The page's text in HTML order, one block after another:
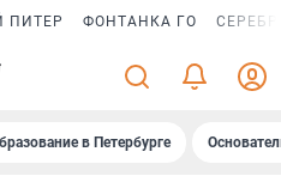
ПИТЕР ФОНТАНКА ГО
в Петербурге